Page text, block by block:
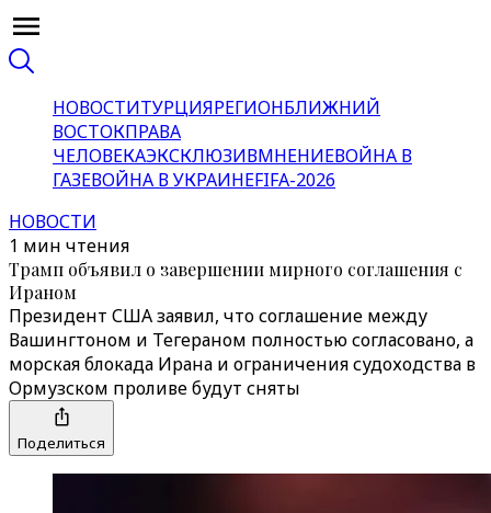
НОВОСТИТУРЦИЯРЕГИОНБЛИЖНИЙ
ВОСТОКПРАВА
ЧЕЛОВЕКАЭКСКЛЮЗИВМНЕНИЕВОЙНА В
ГАЗЕВОЙНА В УКРАИНЕFIFA-2026
НОВОСТИ
1 мин чтения
Трамп объявил о завершении мирного соглашения с
Ираном
Президент США заявил, что соглашение между
Вашингтоном и Тегераном полностью согласовано, а
морская блокада Ирана и ограничения судоходства в
Ормузском проливе будут сняты
Поделиться